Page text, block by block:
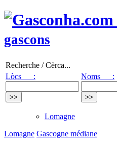
gascons
Recherche / Cèrca...
Lòcs :
Noms :
Lomagne
Lomagne Gascogne médiane